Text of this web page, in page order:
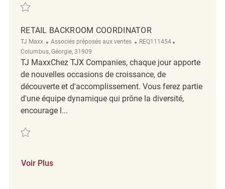
Sauvegarder Retail Backroom Coordinator REQ142862
RETAIL BACKROOM COORDINATOR
TJ Maxx Catégorie
Associés préposés aux ventes ReqId
REQ111454
Columbus, Géorgie, 31909
TJ MaxxChez TJX Companies, chaque jour apporte
de nouvelles occasions de croissance, de
découverte et d'accomplissement. Vous ferez partie
d'une équipe dynamique qui prône la diversité,
encourage l...
Sauvegarder Retail Backroom Coordinator REQ111454
Voir Plus